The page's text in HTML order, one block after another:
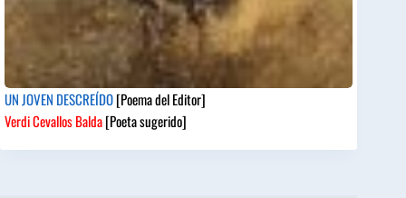
UN JOVEN DESCREÍDO[Poema del Editor]
Verdi Cevallos Balda[Poeta sugerido]